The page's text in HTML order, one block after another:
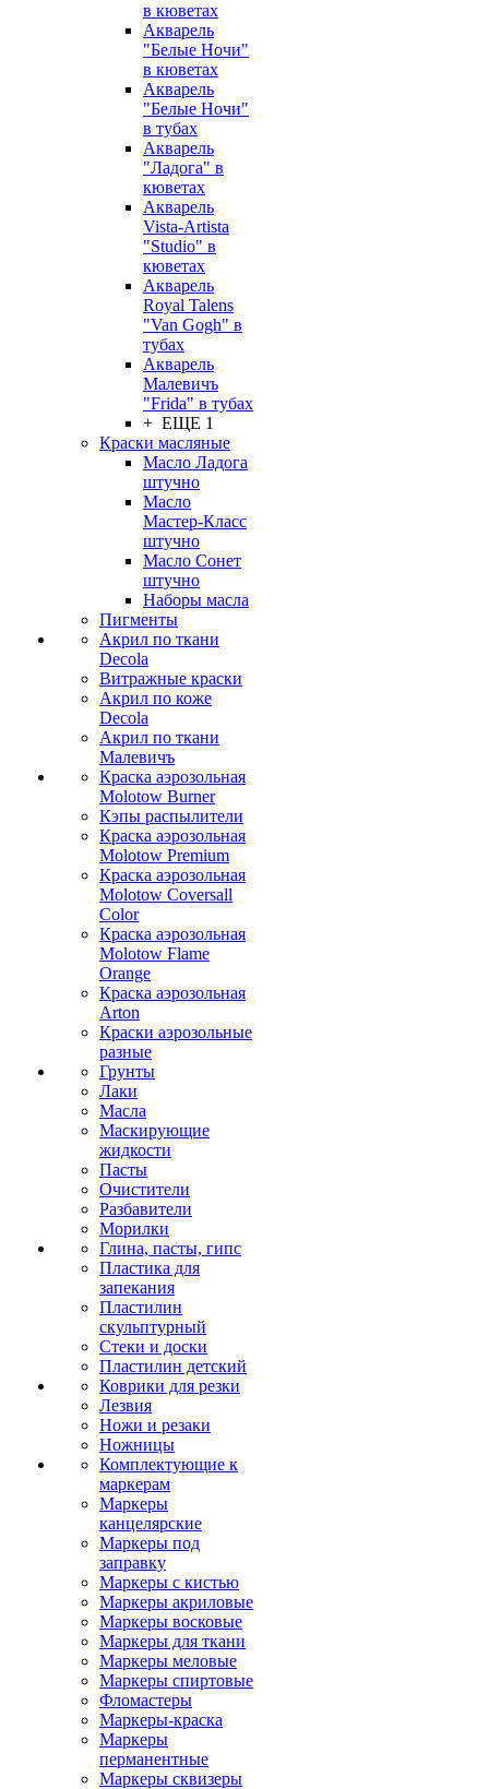
в кюветах
Акварель
"Белые Ночи"
в кюветах
Акварель
"Белые Ночи"
в тубах
Акварель
"Ладога" в
кюветах
Акварель
Vista-Artista
"Studio" в
кюветах
Акварель
Royal Talens
"Van Gogh" в
тубах
Акварель
Малевичъ
"Frida" в тубах
+ ЕЩЕ 1
Краски масляные
Масло Ладога
штучно
Масло
Мастер-Класс
штучно
Масло Сонет
штучно
Наборы масла
Пигменты
Акрил по ткани
Decola
Витражные краски
Акрил по коже
Decola
Акрил по ткани
Малевичъ
Краска аэрозольная
Molotow Burner
Кэпы распылители
Краска аэрозольная
Molotow Premium
Краска аэрозольная
Molotow Coversall
Color
Краска аэрозольная
Molotow Flame
Orange
Краска аэрозольная
Arton
Краски аэрозольные
разные
Грунты
Лаки
Масла
Маскирующие
жидкости
Пасты
Очистители
Разбавители
Морилки
Глина, пасты, гипс
Пластика для
запекания
Пластилин
скульптурный
Стеки и доски
Пластилин детский
Коврики для резки
Лезвия
Ножи и резаки
Ножницы
Комплектующие к
маркерам
Маркеры
канцелярские
Маркеры под
заправку
Маркеры с кистью
Маркеры акриловые
Маркеры восковые
Маркеры для ткани
Маркеры меловые
Маркеры спиртовые
Фломастеры
Маркеры-краска
Маркеры
перманентные
Маркеры сквизеры